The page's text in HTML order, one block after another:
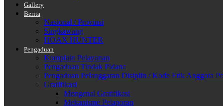
Gallery
Berita
Nasional / Provinsi
Singkawang
HOAX HUNTER
Pengaduan
Komplain Pelayanan
Pengaduan Tindak Pidana
Pengaduan Pelanggaran Disiplin / Kode Etik Anggota
Gratifikasi
Mengenal Gratifikasi
Mekanisme Pelaporan